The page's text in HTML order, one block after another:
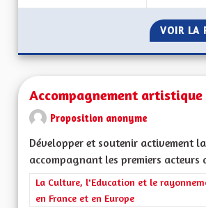
VOIR LA
Accompagnement
Proposition anonyme
Développer et soutenir activement
accompagnant les premiers acteurs
Filtrer les résultats de la catégorie :
La Culture, l'Education et le
en France et en Europe